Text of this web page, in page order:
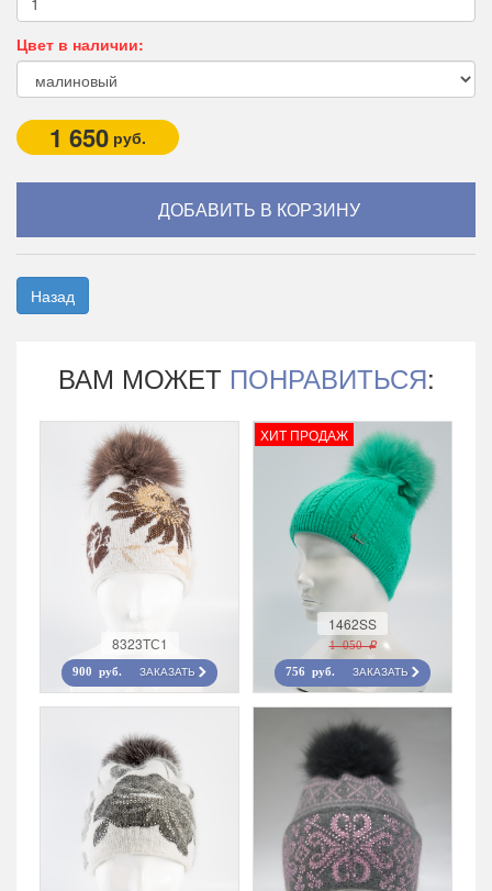
Цвет в наличии:
1 650 руб.
Назад
ВАМ МОЖЕТ ПОНРАВИТЬСЯ:
8323TС1
900 руб. ЗАКАЗАТЬ
ХИТ ПРОДАЖ
1462SS
1 050 r
756 руб. ЗАКАЗАТЬ